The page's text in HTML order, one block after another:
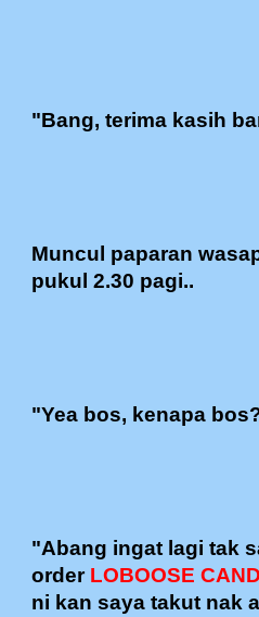
"Bang, terima kasih
Muncul paparan
pukul 2.30 pagi..
"Yea bos, kenapa
"Abang ingat lagi tak
order LOBOOSE
ni kan saya takut nak